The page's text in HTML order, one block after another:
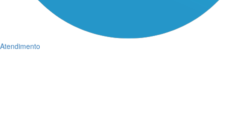
Atendimento